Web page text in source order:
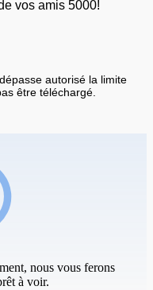
vos amis 5000!
autorisé la limite
être téléchargé.
nous vous ferons
à voir.